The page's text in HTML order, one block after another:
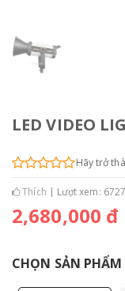
LED VIDEO
Hãy trở
Thích Lượt xem: 6727
2,680,000 đ
CHỌN SẢN PHẨM